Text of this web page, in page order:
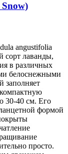
angustifolia
сорт лаванды,
в различных
белоснежными
заполняет
30-40 см. Его
формой
просто.